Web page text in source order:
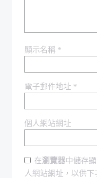
顯示名稱 *
電子郵件地址 *
個人網站網址
在瀏覽器中儲存
人網站網址，以供下